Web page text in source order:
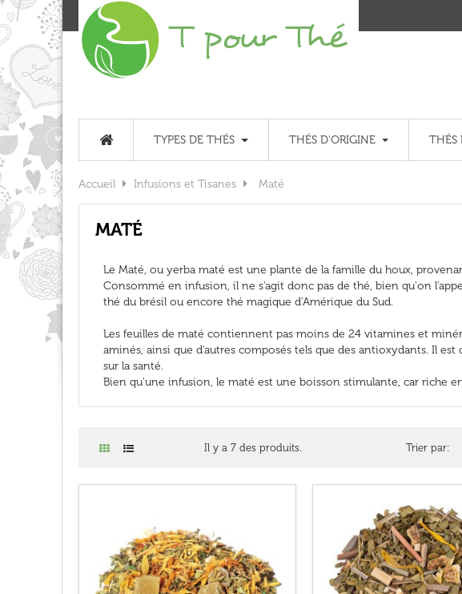
TYPES DE THÉS THÉS D'ORIGINE THÉS
Accueil Infusions et Tisanes Maté
MATÉ
Le Maté, ou yerba maté est une plante de la famille du houx,
Consommé en infusion, il ne s'agit donc pas de thé, bien qu'on
thé du brésil ou encore thé magique d'Amérique du Sud.
Les feuilles de maté contiennent pas moins de 24 vitamines et
aminés, ainsi que d'autres composés tels que des antioxydants. Il est
sur la santé.
Bien qu'une infusion, le maté est une boisson stimulante, car riche
Il y a 7 des produits. Trier par: